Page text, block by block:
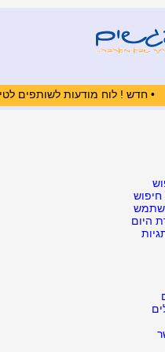
• חדש ! לוח מודעות לשותפים
היום